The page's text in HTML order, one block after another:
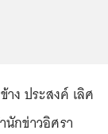
ง ประสงค์ เลิศ
กข่าวอิศรา